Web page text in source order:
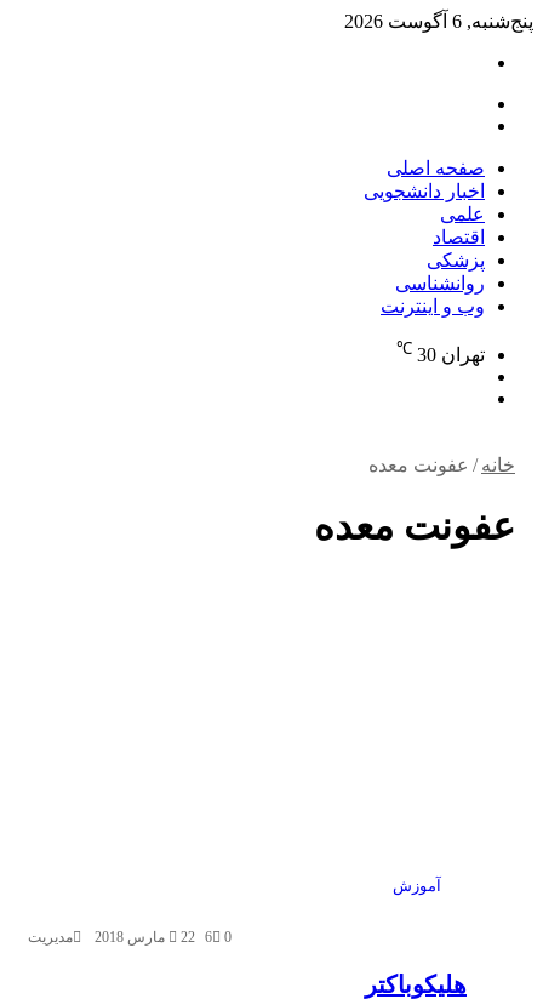
پنج‌شنبه, 6 آگوست 2026
صفحه اصلی
اخبار دانشجویی
علمی
اقتصاد
پزشکی
روانشناسی
وب و اینترنت
تهران 30
℃
خانه / عفونت معده
عفونت معده
آموزش
مدیریت 22 مارس 2018 0
6
هلیکوباکتر